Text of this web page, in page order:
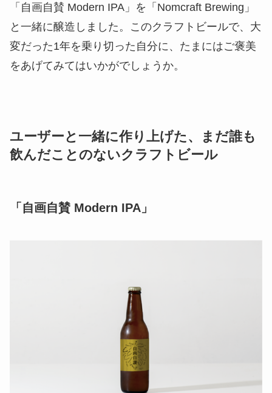
「自画自賛 Modern IPA」を「Nomcraft Brewing」
と一緒に醸造しました。このクラフトビールで、大
変だった1年を乗り切った自分に、たまにはご褒美
をあげてみてはいかがでしょうか。
ユーザーと一緒に作り上げた、まだ誰も
飲んだことのないクラフトビール
「自画自賛 Modern IPA」